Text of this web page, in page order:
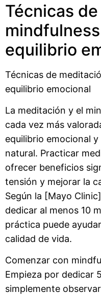
Técnicas
equilibrio
Técnicas de
equilibrio emocional
La meditación y el
cada vez más
equilibrio emocional
natural. Practicar
ofrecer beneficios
tensión y mejorar la
Según la [Mayo
dedicar al menos 10
práctica puede
calidad de vida.
Comenzar con
Empieza por dedicar
simplemente